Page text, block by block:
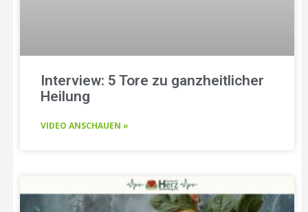
Interview: 5 Tore zu ganzheitlicher
Heilung
VIDEO ANSCHAUEN »